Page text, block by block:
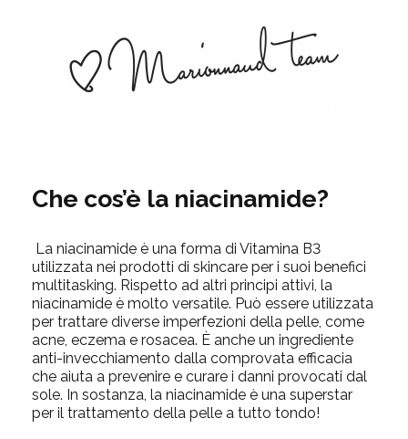
Che cos’è la niacinamide?
La niacinamide è una forma di Vitamina B3
utilizzata nei prodotti di skincare per i suoi benefici
multitasking. Rispetto ad altri principi attivi, la
niacinamide è molto versatile. Può essere utilizzata
per trattare diverse imperfezioni della pelle, come
acne, eczema e rosacea. È anche un ingrediente
anti-invecchiamento dalla comprovata efficacia
che aiuta a prevenire e curare i danni provocati dal
sole. In sostanza, la niacinamide è una superstar
per il trattamento della pelle a tutto tondo!